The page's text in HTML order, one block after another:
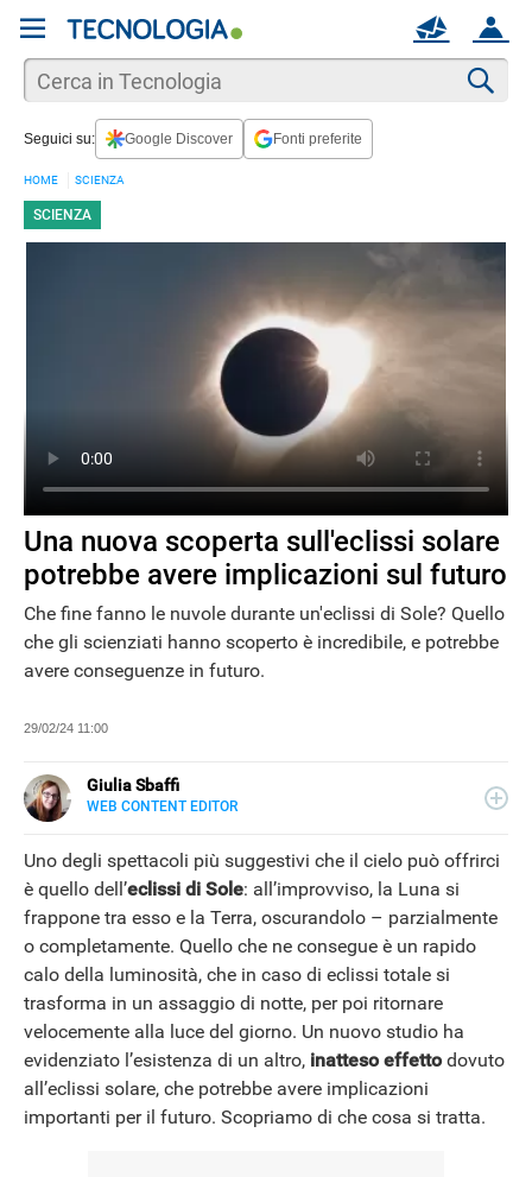
ACCOUNT
MAIL
NEWS
Seguici su: Google Discover Fonti preferite
HOME SCIENZA
SCIENZA
Una nuova scoperta sull'eclissi solare
potrebbe avere implicazioni sul futuro
Che fine fanno le nuvole durante un'eclissi di Sole? Quello
che gli scienziati hanno scoperto è incredibile, e potrebbe
avere conseguenze in futuro.
29/02/24 11:00
Giulia Sbaffi
WEB CONTENT EDITOR
LINKEDIN
ne ho memoria. Curiosa per natura, mi piace tenermi
informata su ciò che accade intorno a me, dedicando
tanto tempo alla lettura (meglio se su carta).
Uno degli spettacoli più suggestivi che il cielo può offrirci
è quello dell’eclissi di Sole: all’improvviso, la Luna si
frappone tra esso e la Terra, oscurandolo – parzialmente
o completamente. Quello che ne consegue è un rapido
calo della luminosità, che in caso di eclissi totale si
trasforma in un assaggio di notte, per poi ritornare
velocemente alla luce del giorno. Un nuovo studio ha
evidenziato l’esistenza di un altro, inatteso effettodovuto
all’eclissi solare, che potrebbe avere implicazioni
importanti per il futuro. Scopriamo di che cosa si tratta.